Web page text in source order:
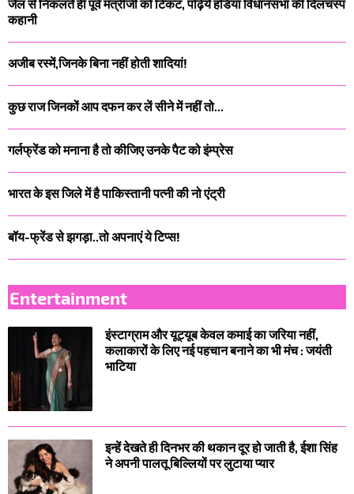
जेल से निकलते ही पूर्व मंत्रीजी को टिकट, पढ़िये हंडिया विधानसभा की दिलचस्प
कहानी
अजीब रस्में,जिनके बिना नहीं होती शादियां!
कुछ राज जिनकों आप दफन कर लें सीने में नहीं तो...
गर्लफ्रेंड को मनाना है तो कीजिए उनके पैट को इंम्प्रेस
भारत के इस जिले में है पाकिस्तानी पत्नी की नो एंट्री
बॉय-फ्रेंड से झगड़ा..तो अपनाएं ये टिप्स!
Entertainment
इंस्टाग्राम और यूट्यूब केवल कमाई का जरिया नहीं,
कलाकारों के लिए नई पहचान बनाने का भी मंच : जयंती
भाटिया
इन्हें देखते ही दिनभर की थकान दूर हो जाती है, ईशा सिंह
ने अपनी पालतू बिल्लियों पर लुटाया प्यार